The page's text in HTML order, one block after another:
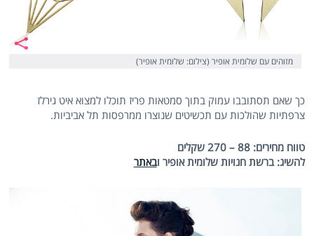
מזוהים עם שלומית אופיר (צילום: שלומית אופיר)
כך שאם תסתובבו עמוק בתוך סמטאות פריז תוכלו למצוא איט גירלז
צרפתיות שהולכות עם תכשיטים שנוצרו ממרפסות תל אביביות.
טווח מחירים: 88 – 270 שקלים
להשיג: ברשת חנויות שלומית אופיר ובאתר